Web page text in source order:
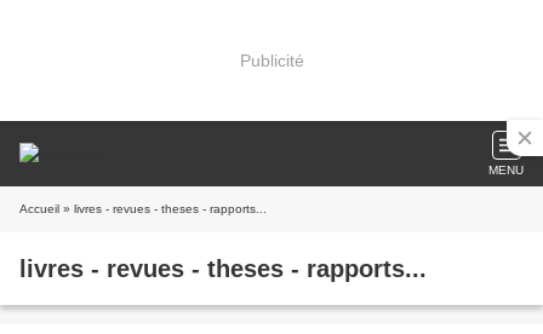
Publicité
MENU
Accueil » livres - revues - theses - rapports...
livres - revues - theses - rapports...